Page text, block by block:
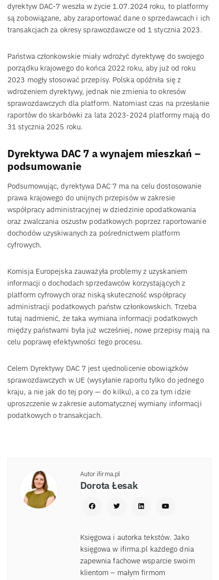
dyrektyw DAC-7 weszła w życie 1.07.2024 roku, to platformy
są zobowiązane, aby zaraportować dane o sprzedawcach i ich
transakcjach za okresy sprawozdawcze od 1 stycznia 2023.
Państwa członkowskie miały wdrożyć dyrektywę do swojego
porządku krajowego do końca 2022 roku, aby już od roku
2023 mogły stosować przepisy. Polska opóźniła się z
wdrożeniem dyrektywy, jednak nie zmienia to okresów
sprawozdawczych dla platform. Natomiast czas na przesłanie
raportów do skarbówki za lata 2023-2024 platformy mają do
31 stycznia 2025 roku.
Dyrektywa DAC 7 a wynajem mieszkań –
podsumowanie
Podsumowując, dyrektywa DAC 7 ma na celu dostosowanie
prawa krajowego do unijnych przepisów w zakresie
współpracy administracyjnej w dziedzinie opodatkowania
oraz zwalczania oszustw podatkowych poprzez raportowanie
dochodów uzyskiwanych za pośrednictwem platform
cyfrowych.
Komisja Europejska zauważyła problemy z uzyskaniem
informacji o dochodach sprzedawców korzystających z
platform cyfrowych oraz niską skuteczność współpracy
administracji podatkowych państw członkowskich. Trzeba
tutaj nadmienić, że taka wymiana informacji podatkowych
między państwami była już wcześniej, nowe przepisy mają na
celu poprawę efektywności tego procesu.
Celem Dyrektywy DAC 7 jest ujednolicenie obowiązków
sprawozdawczych w UE (wysyłanie raportu tylko do jednego
kraju, a nie jak do tej pory — do kilku), a co za tym idzie
uproszczenie w zakresie automatycznej wymiany informacji
podatkowych o transakcjach.
Autor ifirma.pl
Dorota Łesak
Księgowa i autorka tekstów. Jako
księgowa w ifirma.pl każdego dnia
zapewnia fachowe wsparcie swoim
klientom – małym firmom